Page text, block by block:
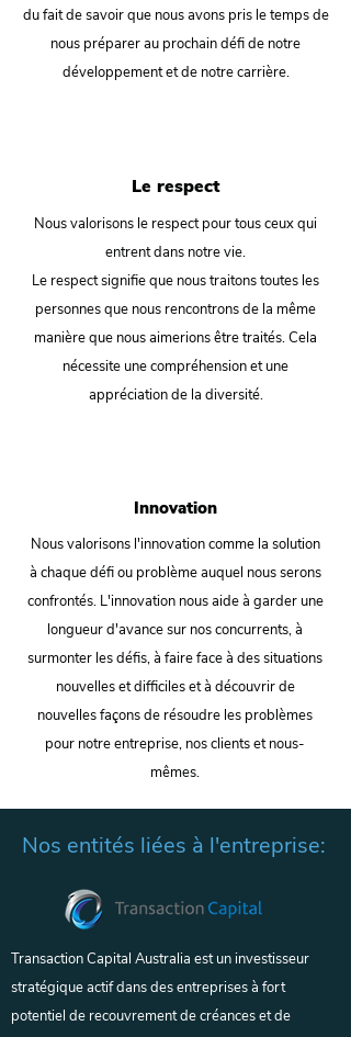
du fait de savoir que nous avons pris le temps de
nous préparer au prochain défi de notre
développement et de notre carrière.
Le respect
Nous valorisons le respect pour tous ceux qui
entrent dans notre vie.
Le respect signifie que nous traitons toutes les
personnes que nous rencontrons de la même
manière que nous aimerions être traités. Cela
nécessite une compréhension et une
appréciation de la diversité.
Innovation
Nous valorisons l'innovation comme la solution
à chaque défi ou problème auquel nous serons
confrontés. L'innovation nous aide à garder une
longueur d'avance sur nos concurrents, à
surmonter les défis, à faire face à des situations
nouvelles et difficiles et à découvrir de
nouvelles façons de résoudre les problèmes
pour notre entreprise, nos clients et nous-
mêmes.
Nos entités liées à l'entreprise:
Transaction Capital Australia est un investisseur
stratégique actif dans des entreprises à fort
potentiel de recouvrement de créances et de